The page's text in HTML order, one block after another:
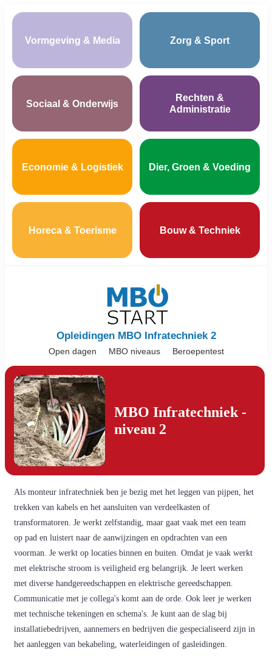
Vormgeving & Media Zorg & Sport
Sociaal & Onderwijs
Rechten &
Administratie
Economie & Logistiek Dier, Groen & Voeding
Horeca & Toerisme Bouw & Techniek
Opleidingen MBO Infratechniek 2
Open dagen MBO niveaus Beroepentest
MBO Infratechniek -
niveau 2
Als monteur infratechniek ben je bezig met het leggen van pijpen, het
trekken van kabels en het aansluiten van verdeelkasten of
transformatoren. Je werkt zelfstandig, maar gaat vaak met een team
op pad en luistert naar de aanwijzingen en opdrachten van een
voorman. Je werkt op locaties binnen en buiten. Omdat je vaak werkt
met elektrische stroom is veiligheid erg belangrijk. Je leert werken
met diverse handgereedschappen en elektrische gereedschappen.
Communicatie met je collega's komt aan de orde. Ook leer je werken
met technische tekeningen en schema's. Je kunt aan de slag bij
installatiebedrijven, aannemers en bedrijven die gespecialiseerd zijn in
het aanleggen van bekabeling, waterleidingen of gasleidingen.